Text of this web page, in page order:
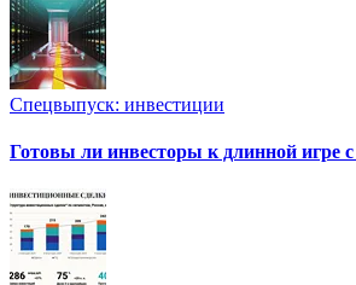
Спецвыпуск: инвестиции
Готовы ли инвесторы к длинной игре